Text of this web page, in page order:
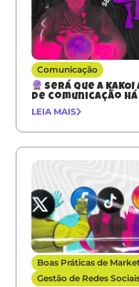
Comunicação
Será que a
de comunicação
LEIA MAIS
Boas Práticas de
Gestão de Redes